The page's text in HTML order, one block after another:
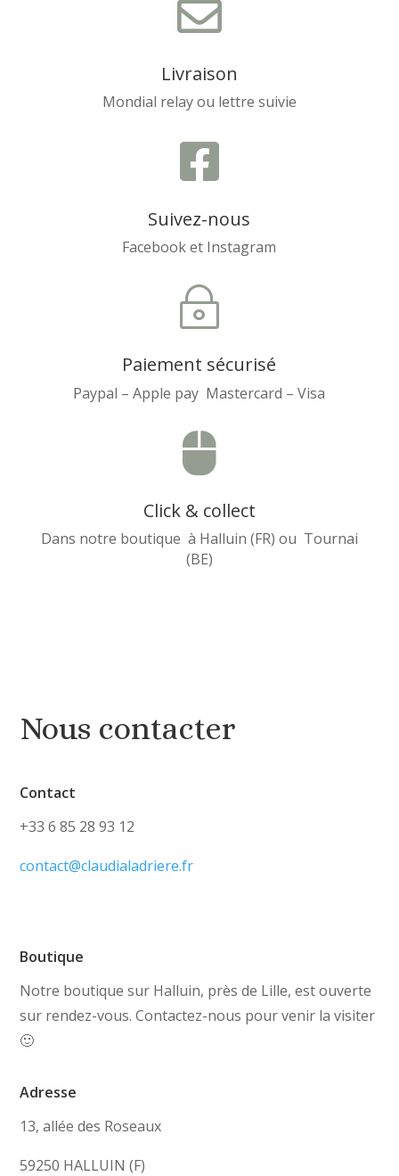

Livraison
Mondial relay ou lettre suivie

Suivez-nous
Facebook et Instagram
~
Paiement sécurisé
Paypal – Apple pay Mastercard – Visa

Click & collect
Dans notre boutique à Halluin (FR) ou Tournai
(BE)
Nous contacter
Contact
+33 6 85 28 93 12
contact@claudialadriere.fr
Boutique
Notre boutique sur Halluin, près de Lille, est ouverte
sur rendez-vous. Contactez-nous pour venir la visiter
🙂
Adresse
13, allée des Roseaux
59250 HALLUIN (F)